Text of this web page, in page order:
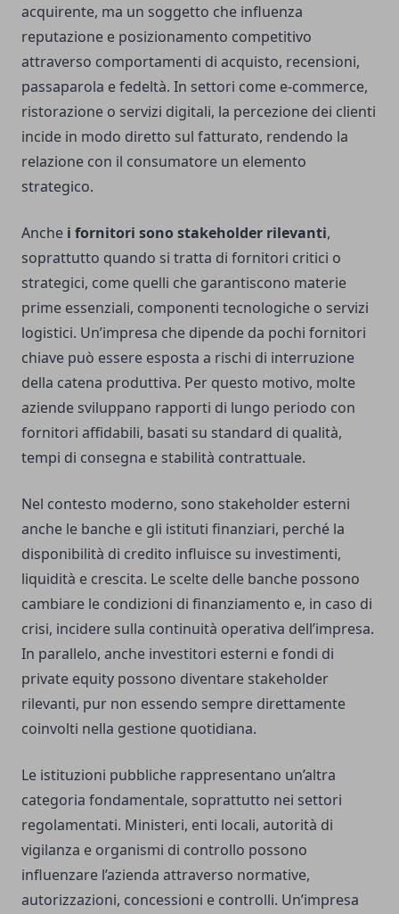
acquirente, ma un soggetto che influenza
reputazione e posizionamento competitivo
attraverso comportamenti di acquisto, recensioni,
passaparola e fedeltà. In settori come e-commerce,
ristorazione o servizi digitali, la percezione dei clienti
incide in modo diretto sul fatturato, rendendo la
relazione con il consumatore un elemento
strategico.
Anche i fornitori sono stakeholder rilevanti,
soprattutto quando si tratta di fornitori critici o
strategici, come quelli che garantiscono materie
prime essenziali, componenti tecnologiche o servizi
logistici. Un’impresa che dipende da pochi fornitori
chiave può essere esposta a rischi di interruzione
della catena produttiva. Per questo motivo, molte
aziende sviluppano rapporti di lungo periodo con
fornitori affidabili, basati su standard di qualità,
tempi di consegna e stabilità contrattuale.
Nel contesto moderno, sono stakeholder esterni
anche le banche e gli istituti finanziari, perché la
disponibilità di credito influisce su investimenti,
liquidità e crescita. Le scelte delle banche possono
cambiare le condizioni di finanziamento e, in caso di
crisi, incidere sulla continuità operativa dell’impresa.
In parallelo, anche investitori esterni e fondi di
private equity possono diventare stakeholder
rilevanti, pur non essendo sempre direttamente
coinvolti nella gestione quotidiana.
Le istituzioni pubbliche rappresentano un’altra
categoria fondamentale, soprattutto nei settori
regolamentati. Ministeri, enti locali, autorità di
vigilanza e organismi di controllo possono
influenzare l’azienda attraverso normative,
autorizzazioni, concessioni e controlli. Un’impresa